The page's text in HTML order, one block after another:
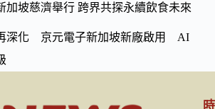
加坡慈濟舉行 跨界共探永續飲食未來
深化 京元電子新加坡新廠啟用 AI
時